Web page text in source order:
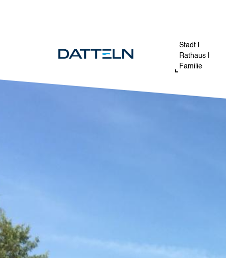
Stadt |
Rathaus |
Familie